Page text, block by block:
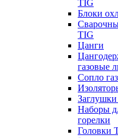
TIG
Блоки
TIG
Цанги
газовые
Сопло
Наборы
горелки
Головки